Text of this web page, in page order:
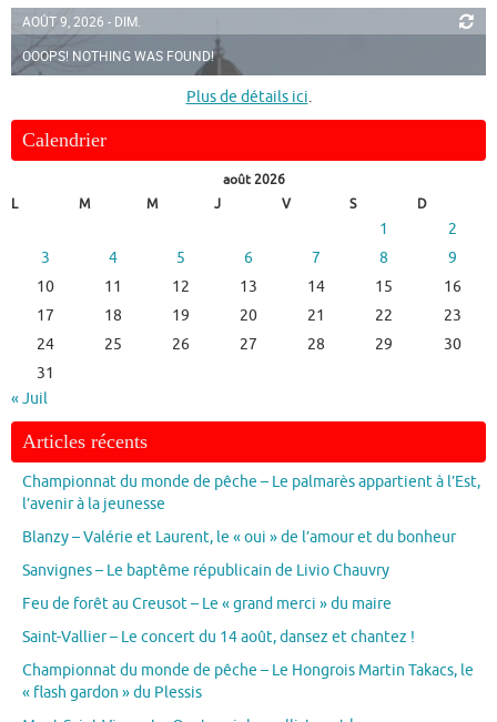
AOÛT 9, 2026 - DIM.
OOOPS! NOTHING WAS FOUND!
Plus de détails ici.
Calendrier
août 2026
L
M M J V S D
1
2
3
4 5 6 7 8
9
10
11 12 13 14 15
16
17
18 19 20 21 22
23
24
25 26 27 28 29
30
31
« Juil
Articles récents
Championnat du monde de pêche – Le palmarès appartient à l’Est,
l’avenir à la jeunesse
Blanzy – Valérie et Laurent, le « oui » de l’amour et du bonheur
Sanvignes – Le baptême républicain de Livio Chauvry
Feu de forêt au Creusot – Le « grand merci » du maire
Saint-Vallier – Le concert du 14 août, dansez et chantez !
Championnat du monde de pêche – Le Hongrois Martin Takacs, le
« flash gardon » du Plessis